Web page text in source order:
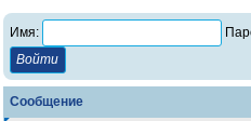
Имя:
Сообщение